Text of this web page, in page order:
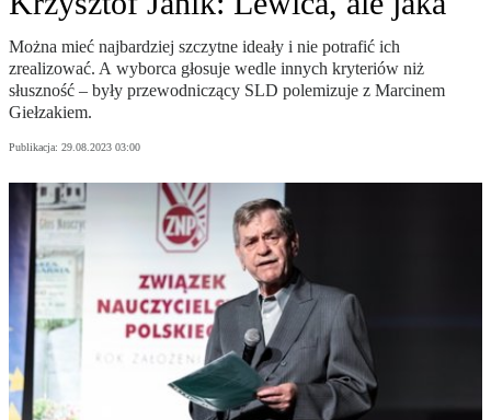
Można mieć najbardziej szczytne ideały i nie potrafić ich
zrealizować. A wyborca głosuje wedle innych kryteriów niż
słuszność – były przewodniczący SLD polemizuje z Marcinem
Giełzakiem.
Publikacja: 29.08.2023 03:00